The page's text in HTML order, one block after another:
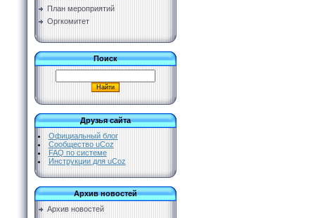
План мероприятий
Оргкомитет
Поиск
Друзья сайта
Официальный блог
Сообщество uCoz
FAQ по системе
Инструкции для uCoz
Архив новостей
Архив новостей